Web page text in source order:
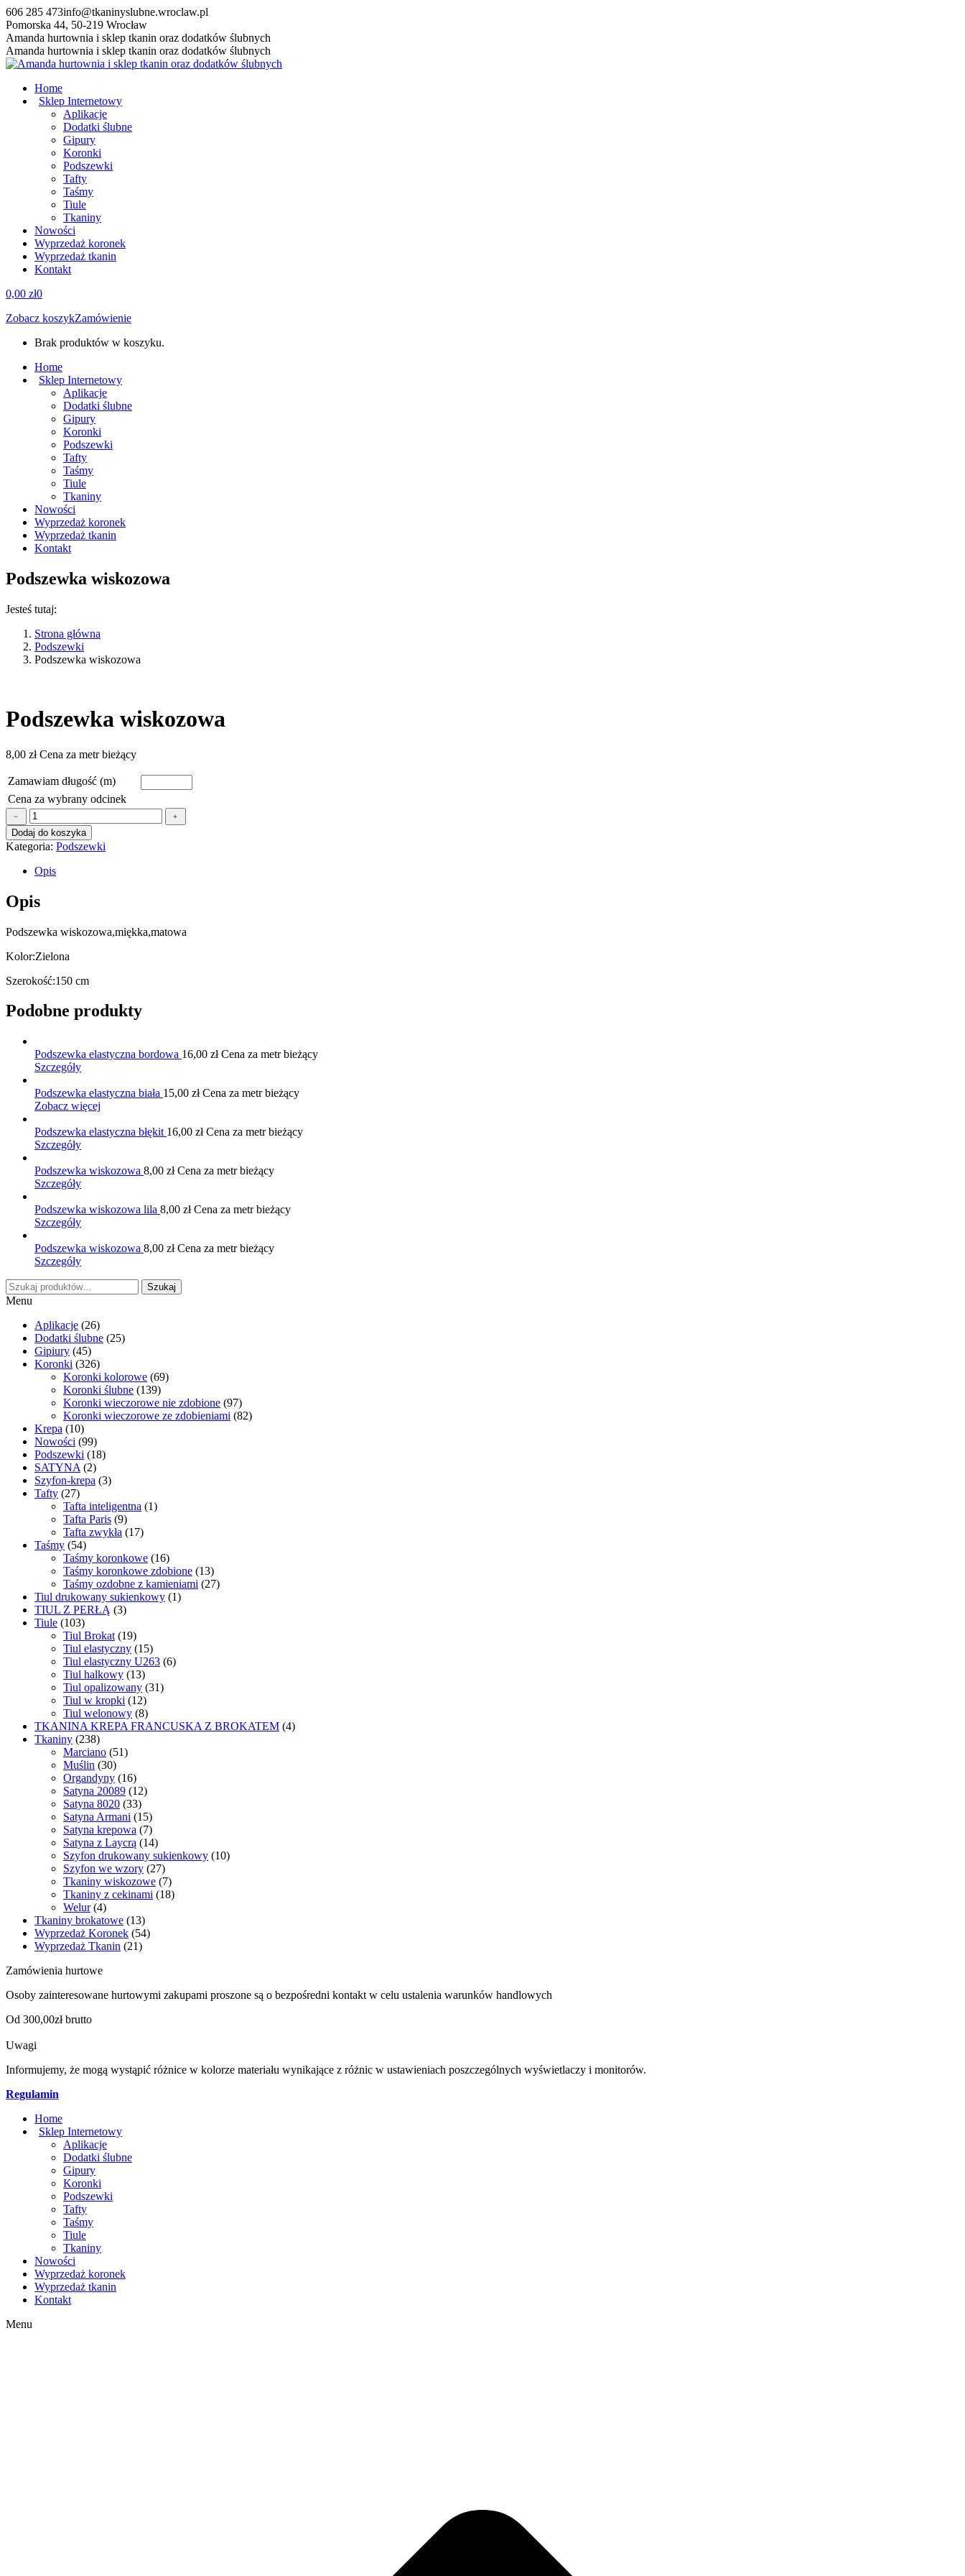
Przewiń
do
zawartości
606 285 473info@tkaninyslubne.wroclaw.pl
Pomorska 44, 50-219 Wrocław
Facebook
page
opens
new
window
Amanda hurtownia i sklep tkanin oraz dodatków ślubnych
Amanda hurtownia i sklep tkanin oraz dodatków ślubnych
Home
Sklep Internetowy
Aplikacje
Dodatki ślubne
Gipury
Koronki
Podszewki
Tafty
Taśmy
Tiule
Tkaniny
Nowości
Wyprzedaż koronek
Wyprzedaż tkanin
Kontakt
0,00 zł0
Zobacz koszykZamówienie
Brak produktów w koszyku.
Home
Sklep Internetowy
Aplikacje
Dodatki ślubne
Gipury
Koronki
Podszewki
Tafty
Taśmy
Tiule
Tkaniny
Nowości
Wyprzedaż koronek
Wyprzedaż tkanin
Kontakt
Podszewka wiskozowa
Jesteś tutaj:
Strona główna
Podszewki
Podszewka wiskozowa
Podszewka wiskozowa
8,00 złCena za metr bieżący
Zamawiam długość (m)
Cena za wybrany odcinek
ilość
Podszewka
wiskozowa
﹣
﹢
Dodaj do koszyka
Kategoria: Podszewki
Opis
Opis
Podszewka wiskozowa,miękka,matowa
Kolor:Zielona
Szerokość:150 cm
Podobne produkty
Podszewka elastyczna bordowa 16,00 złCena za metr bieżący
Szczegóły
Podszewka elastyczna biała 15,00 złCena za metr bieżący
Zobacz więcej
Podszewka elastyczna błękit 16,00 złCena za metr bieżący
Szczegóły
Podszewka wiskozowa 8,00 złCena za metr bieżący
Szczegóły
Podszewka wiskozowa lila 8,00 złCena za metr bieżący
Szczegóły
Podszewka wiskozowa 8,00 złCena za metr bieżący
Szczegóły
Szukaj:
Szukaj
Menu
Aplikacje (26)
Dodatki ślubne (25)
Gipiury (45)
Koronki (326)
Koronki kolorowe (69)
Koronki ślubne (139)
Koronki wieczorowe nie zdobione (97)
Koronki wieczorowe ze zdobieniami (82)
Krepa (10)
Nowości (99)
Podszewki (18)
SATYNA (2)
Szyfon-krepa (3)
Tafty (27)
Tafta inteligentna (1)
Tafta Paris (9)
Tafta zwykła (17)
Taśmy (54)
Taśmy koronkowe (16)
Taśmy koronkowe zdobione (13)
Taśmy ozdobne z kamieniami (27)
Tiul drukowany sukienkowy (1)
TIUL Z PERŁĄ (3)
Tiule (103)
Tiul Brokat (19)
Tiul elastyczny (15)
Tiul elastyczny U263 (6)
Tiul halkowy (13)
Tiul opalizowany (31)
Tiul w kropki (12)
Tiul welonowy (8)
TKANINA KREPA FRANCUSKA Z BROKATEM (4)
Tkaniny (238)
Marciano (51)
Muślin (30)
Organdyny (16)
Satyna 20089 (12)
Satyna 8020 (33)
Satyna Armani (15)
Satyna krepowa (7)
Satyna z Laycrą (14)
Szyfon drukowany sukienkowy (10)
Szyfon we wzory (27)
Tkaniny wiskozowe (7)
Tkaniny z cekinami (18)
Welur (4)
Tkaniny brokatowe (13)
Wyprzedaż Koronek (54)
Wyprzedaż Tkanin (21)
Zamówienia hurtowe
Osoby zainteresowane hurtowymi zakupami proszone są o bezpośredni kontakt w celu ustalenia warunków handlowych
Od 300,00zł brutto
Uwagi
Informujemy, że mogą wystąpić różnice w kolorze materiału wynikające z różnic w ustawieniach poszczególnych wyświetlaczy i monitorów.
Regulamin
Home
Sklep Internetowy
Aplikacje
Dodatki ślubne
Gipury
Koronki
Podszewki
Tafty
Taśmy
Tiule
Tkaniny
Nowości
Wyprzedaż koronek
Wyprzedaż tkanin
Kontakt
Menu